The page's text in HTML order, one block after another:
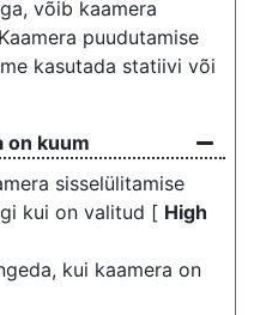
võib kaamera
puudutamise
kasutada statiivi või
on kuum
sisselülitamise
kui on valitud [ High
kui kaamera on